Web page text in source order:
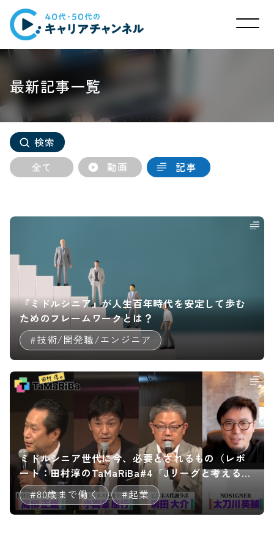
最新記事一覧
検索
全て
動画 記事
『ミドルシニア』が人生百年時代を安定して歩む
ためのフレームワークとは？
#技術/開発職/エンジニア
ミドルシニア世代に今、必要とされるもの（レポ
ート：田村淳のTaMaRiBa#4「Jリーグと考える課
題解決 / ミドルシニアの働き方を考える」）
#80歳まで働く #起業